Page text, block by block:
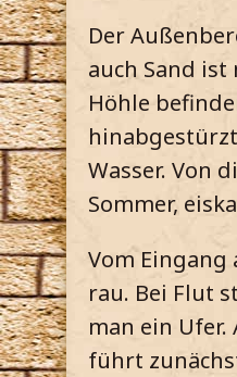
Der
auch Sand
Höhle
Wasser. Von
Sommer,
Vom
rau. Bei Flut
man ein
führt